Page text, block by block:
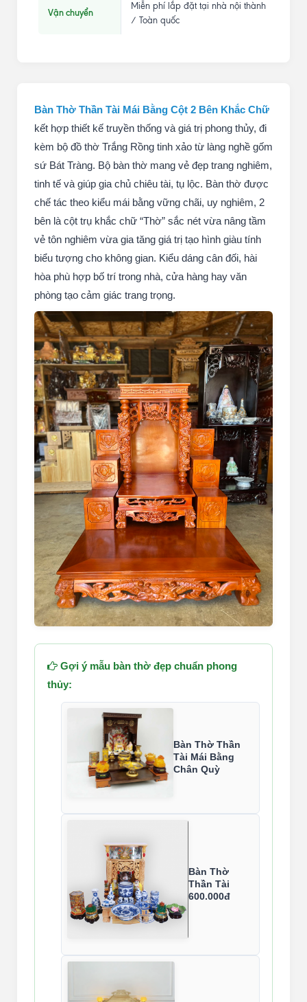
Vận chuyển
Miễn phí lắp đặt tại nhà nội thành
/ Toàn quốc
Bàn Thờ Thần Tài Mái Bằng Cột 2 Bên Khắc Chữ
kết hợp thiết kế truyền thống và giá trị phong thủy, đi
kèm bộ đồ thờ Trắng Rồng tinh xảo từ làng nghề gốm
sứ Bát Tràng. Bộ bàn thờ mang vẻ đẹp trang nghiêm,
tinh tế và giúp gia chủ chiêu tài, tụ lộc. Bàn thờ được
chế tác theo kiểu mái bằng vững chãi, uy nghiêm, 2
bên là cột trụ khắc chữ “Thờ” sắc nét vừa nâng tầm
vẻ tôn nghiêm vừa gia tăng giá trị tạo hình giàu tính
biểu tượng cho không gian. Kiểu dáng cân đối, hài
hòa phù hợp bố trí trong nhà, cửa hàng hay văn
phòng tạo cảm giác trang trọng.
Gợi ý mẫu bàn thờ đẹp chuẩn phong
thủy:
Bàn Thờ Thần
Tài Mái Bằng
Chân Quỳ
Bàn Thờ
Thần Tài
600.000đ